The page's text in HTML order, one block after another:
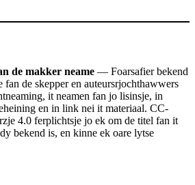
de makker neame — Foarsafier bekend
fan de skepper en auteursrjochthawwers
it neamen fan jo lisinsje, in
en in link nei it materiaal. CC-
4.0 ferplichtsje jo ek om de titel fan it
bekend is, en kinne ek oare lytse